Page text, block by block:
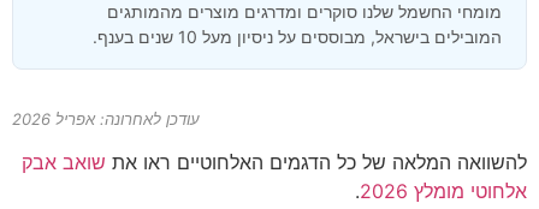
מומחי החשמל שלנו סוקרים ומדרגים מוצרים מהמותגים
המובילים בישראל, מבוססים על ניסיון מעל 10 שנים בענף.
עודכן לאחרונה: אפריל 2026
להשוואה המלאה של כל הדגמים האלחוטיים ראו את שואב אבק
אלחוטי מומלץ 2026
.